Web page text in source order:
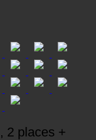
2 places +